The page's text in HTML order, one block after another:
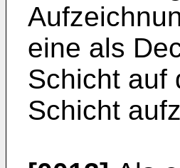
eine als
Schicht auf
Schicht